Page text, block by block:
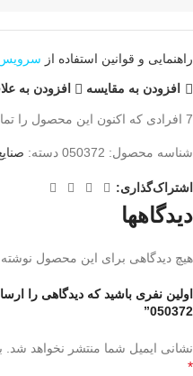
راهنمایی و قوانین استفاده از سرویس
افزودن به مقایسه افزودن به
7 افرادی که اکنون این محصول را
شناسه محصول: 050372 دسته:
اشتراک‌گذاری:
دیدگاهها
هیچ دیدگاهی برای این محصول
اولین نفری باشید که دیدگاهی را
050372”
نشانی ایمیل شما منتشر نخواهد شد.
*